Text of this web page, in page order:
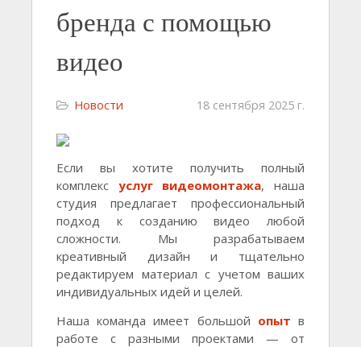
бренда с помощью
видео
Новости 18 сентября 2025 г.
Если вы хотите получить полный
комплекс услуг видеомонтажа, наша
студия предлагает профессиональный
подход к созданию видео любой
сложности. Мы разрабатываем
креативный дизайн и тщательно
редактируем материал с учетом ваших
индивидуальных идей и целей.
Наша команда имеет большой опыт в
работе с разными проектами — от